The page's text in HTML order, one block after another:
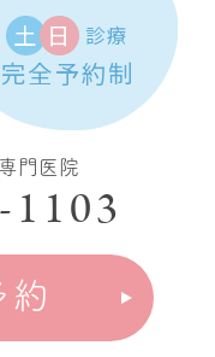
土 日 診療
完全予約制
門医院
約